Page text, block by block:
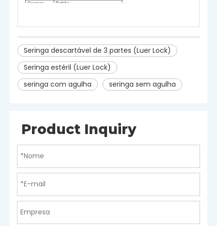
Grossura
Padrão
uso se a embalagem estiver
Seringa descartável de 3 partes (Luer Lock)
Seringa estéril (Luer Lock)
seringa com agulha
seringa sem agulha
Product Inquiry